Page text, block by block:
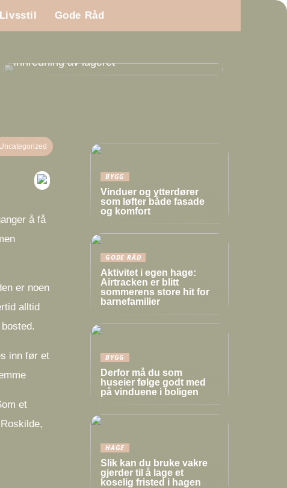
Livsstil Gode Råd
Innredning av lageret
Uncategorized
å få
er noen
alltid
inn før et
et
BYGG
Vinduer og ytterdører
som løfter både fasade
og komfort
GODE RÅD
Aktivitet i egen hage:
Airtracken er blitt
sommerens store hit for
barnefamilier
BYGG
Derfor må du som
huseier følge godt med
på vinduene i boligen
HAGE
Slik kan du bruke vakre
gjerder til å lage et
koselig fristed i hagen